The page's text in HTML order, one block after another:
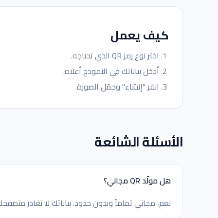
كيف يعمل
اختر نوع رمز QR الذي تحتاجه.
أدخل بياناتك في النموذج أعلاه.
انقر "إنشاء" وحمّل الصورة.
الأسئلة الشائعة
هل مولّد QR مجاني؟
نعم، مجاني تماماً وبدون حدود. بياناتك لا تغادر